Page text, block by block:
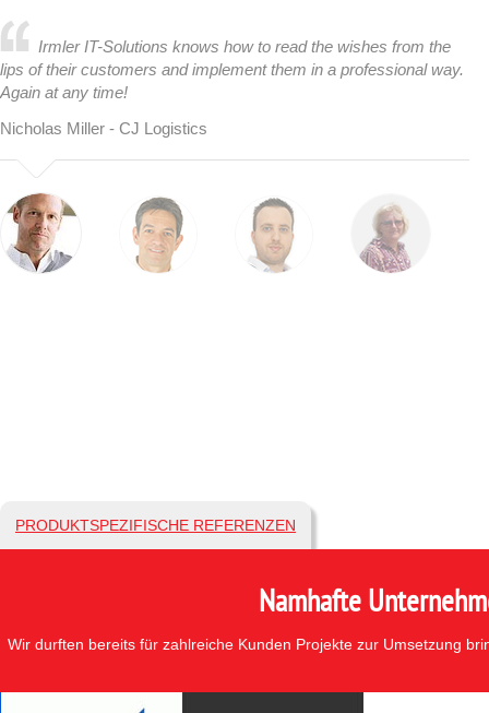
Irmler IT-Solutions knows how to read the wishes from the
lips of their customers and implement them in a professional way.
Again at any time!
Nicholas Miller - CJ Logistics
PRODUKTSPEZIFISCHE REFERENZEN
Namhafte
Wir durften bereits für zahlreiche Kunden Projekte zur Umsetzung